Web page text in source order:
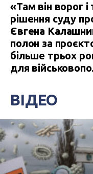
«Там він ворог
рішення суду
Євгена
полон за
більше трьох
для
ВІДЕО